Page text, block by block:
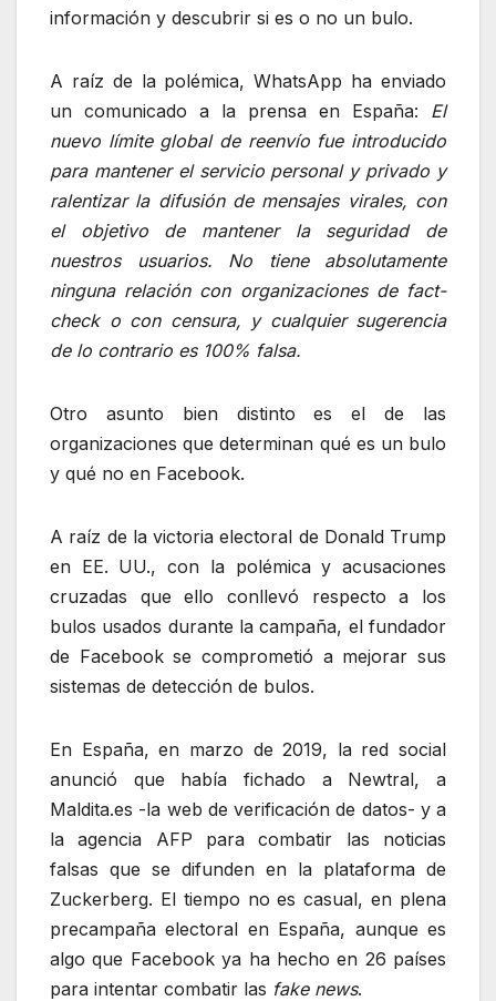
información y descubrir si es o no un bulo.
A raíz de la polémica, WhatsApp ha enviado
un comunicado a la prensa en España: El
nuevo límite global de reenvío fue introducido
para mantener el servicio personal y privado y
ralentizar la difusión de mensajes virales, con
el objetivo de mantener la seguridad de
nuestros usuarios. No tiene absolutamente
ninguna relación con organizaciones de fact-
check o con censura, y cualquier sugerencia
de lo contrario es 100% falsa.
Otro asunto bien distinto es el de las
organizaciones que determinan qué es un bulo
y qué no en Facebook.
A raíz de la victoria electoral de Donald Trump
en EE. UU., con la polémica y acusaciones
cruzadas que ello conllevó respecto a los
bulos usados durante la campaña, el fundador
de Facebook se comprometió a mejorar sus
sistemas de detección de bulos.
En España, en marzo de 2019, la red social
anunció que había fichado a Newtral, a
Maldita.es -la web de verificación de datos- y a
la agencia AFP para combatir las noticias
falsas que se difunden en la plataforma de
Zuckerberg. El tiempo no es casual, en plena
precampaña electoral en España, aunque es
algo que Facebook ya ha hecho en 26 países
para intentar combatir las fake news.